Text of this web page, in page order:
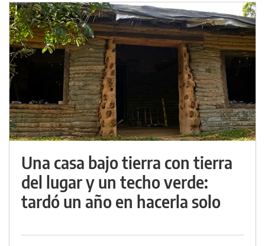
Una casa bajo tierra con tierra
del lugar y un techo verde:
tardó un año en hacerla solo